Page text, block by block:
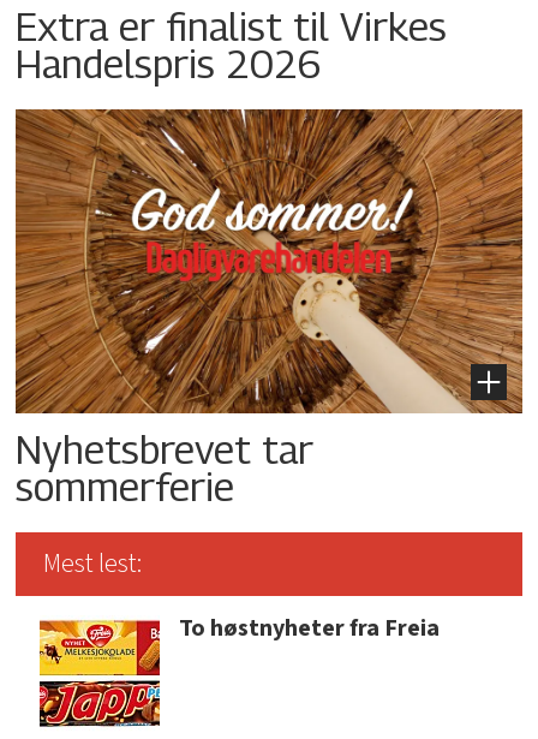
Extra er finalist til Virkes
Handelspris 2026
Nyhetsbrevet tar
sommerferie
Mest lest:
To høstnyheter fra Freia